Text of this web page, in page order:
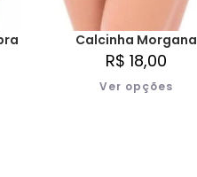
Calcinha Morgana
R$ 18,00
Ver opções